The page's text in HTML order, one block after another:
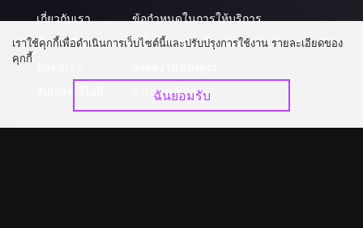
เกี่ยวกับเรา
คำถามที่พบบ่อย
ข้อกำหนดในการให้บริการ
นโยบายความเป็นส่วนตัว
ร่วมงานกับเรา
เราใช้คุกกี้เพื่อดำเนินการเว็บไซต์นี้และปรับปรุงการใช้งาน รายละเอียดของ
คุกกี้
ฉันยอมรับ